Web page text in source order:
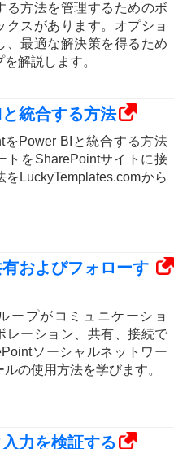
る方法を管理するためのボ
クスがあります。オプショ
、最適な解決策を得るため
解説します。
統合する方法
をPower BIと統合する方法
トをSharePointサイトに接
をLuckyTemplates.comから
およびフォローす
ープがコミュニケーショ
レーション、共有、接続で
ソーシャルネットワー
の使用方法を学びます。
力を検証する